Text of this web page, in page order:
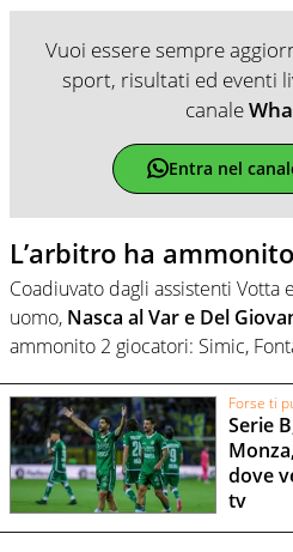
Vuoi essere sempre
sport, risultati ed eventi
canale
Entra nel
L’arbitro ha
Coadiuvato dagli assistenti Votta
uomo, Nasca al Var e Del
ammonito 2 giocatori: Simic,
Forse ti
Serie
dove
tv